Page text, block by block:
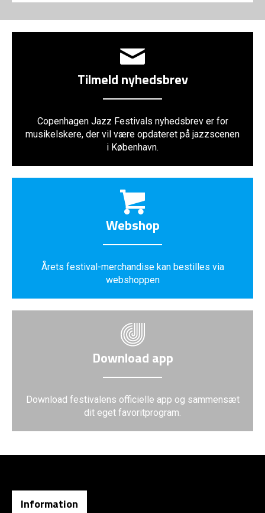
Tilmeld nyhedsbrev
Copenhagen Jazz Festivals nyhedsbrev er for
musikelskere, der vil være opdateret på jazzscenen
i København.
Webshop
Årets festival-merchandise kan bestilles via
webshoppen
Download app
Download festivalens officielle app og sammensæt
dit eget favoritprogram.
Information